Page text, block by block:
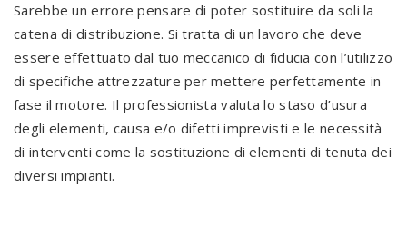
Sarebbe un errore pensare di poter sostituire da soli la
catena di distribuzione. Si tratta di un lavoro che deve
essere effettuato dal tuo meccanico di fiducia con l’utilizzo
di specifiche attrezzature per mettere perfettamente in
fase il motore. Il professionista valuta lo staso d’usura
degli elementi, causa e/o difetti imprevisti e le necessità
di interventi come la sostituzione di elementi di tenuta dei
diversi impianti.